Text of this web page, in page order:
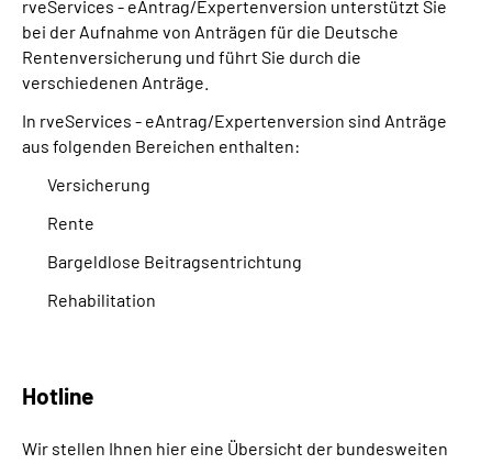
Inhalte in Gebärdensprache (DGS)
Leichte Sprache
rveServices - eAntrag/Expertenversion unterstützt Sie
bei der Aufnahme von Anträgen für die Deutsche
Rentenversicherung und führt Sie durch die
verschiedenen Anträge.
In rveServices - eAntrag/Expertenversion sind Anträge
aus folgenden Bereichen enthalten:
Versicherung
Rente
Bargeldlose Beitragsentrichtung
Rehabilitation
Hotline
Wir stellen Ihnen hier eine Übersicht der bundesweiten